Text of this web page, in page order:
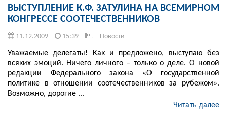
ВЫСТУПЛЕНИЕ К.Ф. ЗАТУЛИНА НА ВСЕМИРНОМ
КОНГРЕССЕ СООТЕЧЕСТВЕННИКОВ
11.12.2009 15:39 Новости
Уважаемые делегаты! Как и предложено, выступаю без
всяких эмоций. Ничего личного – только о деле. О новой
редакции Федерального закона «О государственной
политике в отношении соотечественников за рубежом».
Возможно, дорогие ...
Читать далее